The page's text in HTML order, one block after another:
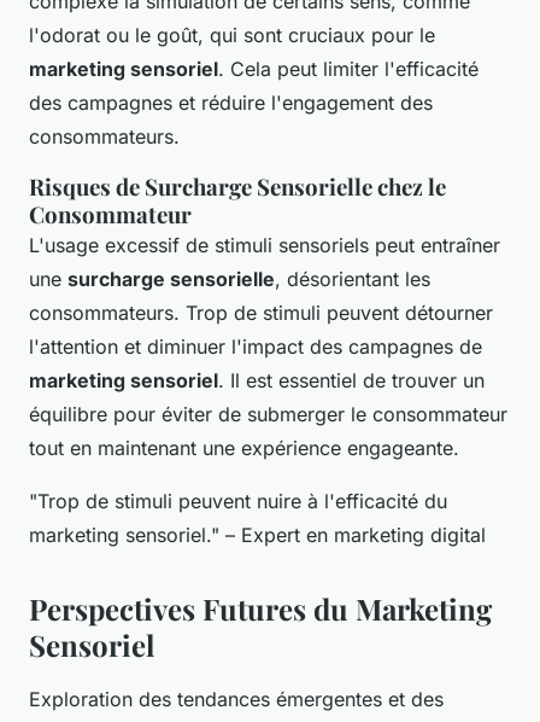
l'odorat ou le goût, qui sont cruciaux pour le
marketing sensoriel. Cela peut limiter l'efficacité
des campagnes et réduire l'engagement des
consommateurs.
Risques de Surcharge Sensorielle chez le
Consommateur
L'usage excessif de stimuli sensoriels peut entraîner
une surcharge sensorielle, désorientant les
consommateurs. Trop de stimuli peuvent détourner
l'attention et diminuer l'impact des campagnes de
marketing sensoriel. Il est essentiel de trouver un
équilibre pour éviter de submerger le consommateur
tout en maintenant une expérience engageante.
"Trop de stimuli peuvent nuire à l'efficacité du
marketing sensoriel." – Expert en marketing digital
Perspectives Futures du Marketing
Sensoriel
Exploration des tendances émergentes et des